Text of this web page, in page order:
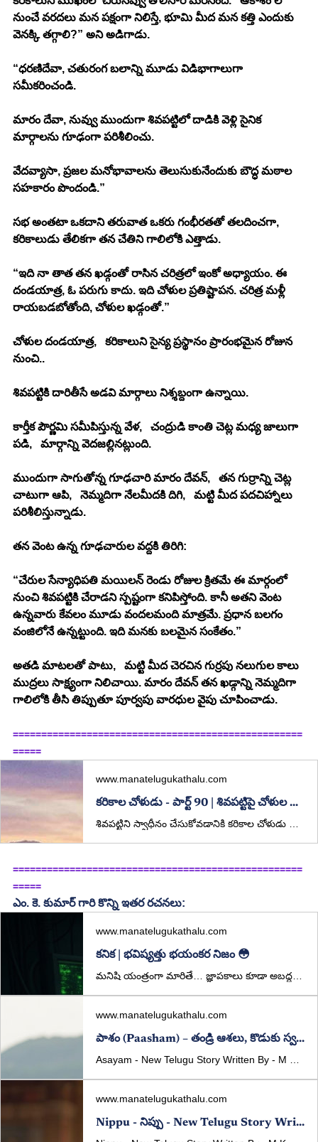
నుంచే వరదలు మన పక్షంగా నిలిస్తే, భూమి మీద మన కత్తి ఎందుకు
వెనక్కి తగ్గాలి?” అని అడిగాడు.
“ధరణిదేవా, చతురంగ బలాన్ని మూడు విడిభాగాలుగా
సమీకరించండి.
మారం దేవా, నువ్వు ముందుగా శివపట్టిలో దాడికి వెళ్లి సైనిక
మార్గాలను గూఢంగా పరిశీలించు.
వేదవ్యాసా, ప్రజల మనోభావాలను తెలుసుకునేందుకు బౌద్ధ మఠాల
సహకారం పొందండి.”
సభ అంతటా ఒకదాని తరువాత ఒకరు గంభీరతతో తలదించగా,
కరికాలుడు తేలికగా తన చేతిని గాలిలోకి ఎత్తాడు.
“ఇది నా తాత తన ఖడ్గంతో రాసిన చరిత్రలో ఇంకో అధ్యాయం. ఈ
దండయాత్ర, ఓ పరుగు కాదు. ఇది చోళుల ప్రతిష్టాపన. చరిత్ర మళ్లీ
రాయబడబోతోంది, చోళుల ఖడ్గంతో.”
చోళుల దండయాత్ర,   కరికాలుని సైన్య ప్రస్థానం ప్రారంభమైన రోజున
నుంచి..
శివపట్టికి దారితీసే అడవి మార్గాలు నిశ్శబ్దంగా ఉన్నాయి.
కార్తీక పౌర్ణమి సమీపిస్తున్న వేళ,   చంద్రుడి కాంతి చెట్ల మధ్య జాలుగా
పడి,   మార్గాన్ని వెదజల్లినట్లుంది.
ముందుగా సాగుతోన్న గూఢచారి మారం దేవన్,   తన గుర్రాన్ని చెట్ల
చాటుగా ఆపి,   నెమ్మదిగా నేలమీదకి దిగి,   మట్టి మీద పదచిహ్నాలు
పరిశీలిస్తున్నాడు.
తన వెంట ఉన్న గూఢచారుల వద్దకి తిరిగి:
“చేరుల సేన్యాధిపతి మయిలన్ రెండు రోజుల క్రితమే ఈ మార్గంలో
నుంచి శివపట్టికి చేరాడని స్పష్టంగా కనిపిస్తోంది. కానీ అతని వెంట
ఉన్నవారు కేవలం మూడు వందలమంది మాత్రమే. ప్రధాన బలగం
వంజిలోనే ఉన్నట్టుంది. ఇది మనకు బలమైన సంకేతం.”
అతడి మాటలతో పాటు,   మట్టి మీద చెరచిన గుర్రపు నలుగుల కాలు
ముద్రలు సాక్ష్యంగా నిలిచాయి. మారం దేవన్ తన ఖడ్గాన్ని నెమ్మదిగా
గాలిలోకి తీసి తిప్పుతూ పూర్వపు వారధుల వైపు చూపించాడు.
===================================================
=====
www.manatelugukathalu.com
కరికాల చోళుడు - పార్ట్ 90 | శివపట్టిపై చోళుల దండయాత్ర – వేంచెరల్ అధనితో తుది సమరం
===================================================
=====
ఎం. కె. కుమార్ గారి కొన్ని ఇతర రచనలు:
www.manatelugukathalu.com
కనిక | భవిష్యత్తు భయంకర నిజం 😳
www.manatelugukathalu.com
పాశం (Paasham) – తండ్రి ఆశలు, కొడుకు స్వప్నాల మధ్య సంఘర్షణ | Telugu Emotional Story
www.manatelugukathalu.com
Nippu - నిప్పు - New Telugu Story Written By - M K Kumar